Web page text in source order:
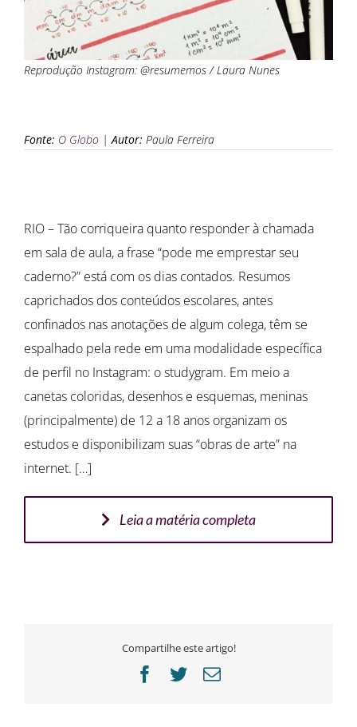
Reprodução Instagram: @resumemos / Laura Nunes
Fonte: O Globo | Autor: Paula Ferreira
RIO – Tão corriqueira quanto responder à chamada
em sala de aula, a frase “pode me emprestar seu
caderno?” está com os dias contados. Resumos
caprichados dos conteúdos escolares, antes
confinados nas anotações de algum colega, têm se
espalhado pela rede em uma modalidade específica
de perfil no Instagram: o studygram. Em meio a
canetas coloridas, desenhos e esquemas, meninas
(principalmente) de 12 a 18 anos organizam os
estudos e disponibilizam suas “obras de arte” na
internet. […]
Leia a matéria completa
Compartilhe este artigo!
Facebook
Twitter
E-